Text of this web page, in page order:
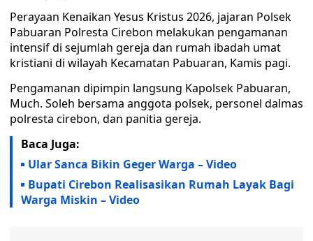
Perayaan Kenaikan Yesus Kristus 2026, jajaran Polsek
Pabuaran Polresta Cirebon melakukan pengamanan
intensif di sejumlah gereja dan rumah ibadah umat
kristiani di wilayah Kecamatan Pabuaran, Kamis pagi.
Pengamanan dipimpin langsung Kapolsek Pabuaran,
Much. Soleh bersama anggota polsek, personel dalmas
polresta cirebon, dan panitia gereja.
Baca Juga:
Ular Sanca Bikin Geger Warga – Video
Bupati Cirebon Realisasikan Rumah Layak Bagi
Warga Miskin – Video